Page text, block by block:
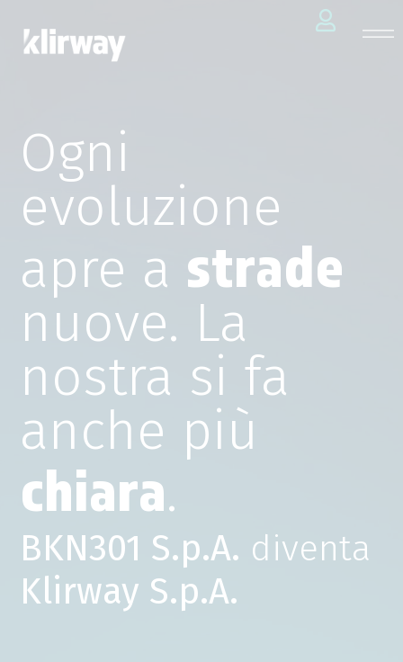
Ogni
evoluzione
apre a strade
nuove. La
nostra si fa
anche più
chiara.
BKN301 S.p.A. diventa
Klirway S.p.A.